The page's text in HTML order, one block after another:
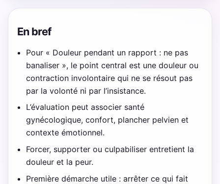
En bref
Pour « Douleur pendant un rapport : ne pas
banaliser », le point central est une douleur ou
contraction involontaire qui ne se résout pas
par la volonté ni par l’insistance.
L’évaluation peut associer santé
gynécologique, confort, plancher pelvien et
contexte émotionnel.
Forcer, supporter ou culpabiliser entretient la
douleur et la peur.
Première démarche utile : arrêter ce qui fait